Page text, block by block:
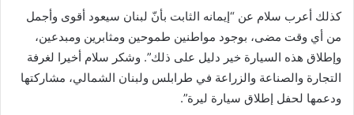
كذلك أعرب سلام عن “إيمانه الثابت بأنّ لبنان سيعود أقوى وأجمل
من أي وقت مضى، بوجود مواطنين طموحين ومثابرين ومبدعين،
وإطلاق هذه السيارة خير دليل على ذلك”. وشكر سلام أخيرا لغرفة
التجارة والصناعة والزراعة في طرابلس ولبنان الشمالي، مشاركتها
ودعمها لحفل إطلاق سيارة ليرة”.